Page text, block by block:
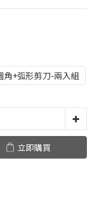
角+弧形剪刀-兩入組
立即購買